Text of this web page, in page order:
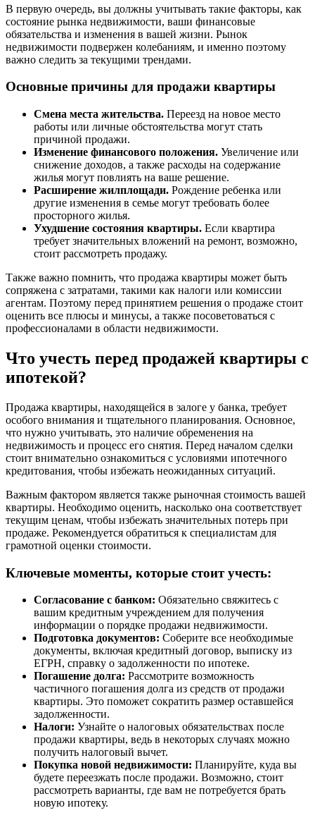
В первую очередь, вы должны учитывать такие факторы, как
состояние рынка недвижимости, ваши финансовые
обязательства и изменения в вашей жизни. Рынок
недвижимости подвержен колебаниям, и именно поэтому
важно следить за текущими трендами.
Основные причины для продажи квартиры
Смена места жительства. Переезд на новое место
работы или личные обстоятельства могут стать
причиной продажи.
Изменение финансового положения. Увеличение или
снижение доходов, а также расходы на содержание
жилья могут повлиять на ваше решение.
Расширение жилплощади. Рождение ребенка или
другие изменения в семье могут требовать более
просторного жилья.
Ухудшение состояния квартиры. Если квартира
требует значительных вложений на ремонт, возможно,
стоит рассмотреть продажу.
Также важно помнить, что продажа квартиры может быть
сопряжена с затратами, такими как налоги или комиссии
агентам. Поэтому перед принятием решения о продаже стоит
оценить все плюсы и минусы, а также посоветоваться с
профессионалами в области недвижимости.
Что учесть перед продажей квартиры с
ипотекой?
Продажа квартиры, находящейся в залоге у банка, требует
особого внимания и тщательного планирования. Основное,
что нужно учитывать, это наличие обременения на
недвижимость и процесс его снятия. Перед началом сделки
стоит внимательно ознакомиться с условиями ипотечного
кредитования, чтобы избежать неожиданных ситуаций.
Важным фактором является также рыночная стоимость вашей
квартиры. Необходимо оценить, насколько она соответствует
текущим ценам, чтобы избежать значительных потерь при
продаже. Рекомендуется обратиться к специалистам для
грамотной оценки стоимости.
Ключевые моменты, которые стоит учесть:
Согласование с банком: Обязательно свяжитесь с
вашим кредитным учреждением для получения
информации о порядке продажи недвижимости.
Подготовка документов: Соберите все необходимые
документы, включая кредитный договор, выписку из
ЕГРН, справку о задолженности по ипотеке.
Погашение долга: Рассмотрите возможность
частичного погашения долга из средств от продажи
квартиры. Это поможет сократить размер оставшейся
задолженности.
Налоги: Узнайте о налоговых обязательствах после
продажи квартиры, ведь в некоторых случаях можно
получить налоговый вычет.
Покупка новой недвижимости: Планируйте, куда вы
будете переезжать после продажи. Возможно, стоит
рассмотреть варианты, где вам не потребуется брать
новую ипотеку.